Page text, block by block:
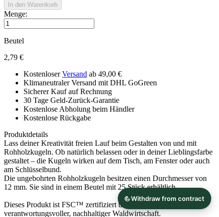
In den Warenkorb
Menge:
Beutel
2,79 €
KostenloserVersand ab 49,00 €
Klimaneutraler Versand mit DHL GoGreen
Sicherer Kauf auf Rechnung
30 Tage Geld-Zurück-Garantie
Kostenlose Abholung beim Händler
Kostenlose Rückgabe
Produktdetails
Lass deiner Kreativität freien Lauf beim Gestalten von und mit
Rohholzkugeln. Ob natürlich belassen oder in deiner Lieblingsfarbe
gestaltet – die Kugeln wirken auf dem Tisch, am Fenster oder auch
am Schlüsselbund.
Die ungebohrten Rohholzkugeln besitzen einen Durchmesser von
12 mm. Sie sind in einem Beutel mit 25 Stück erhältlich.
Dieses Produkt ist FSC™ zertifiziert und stammt somit aus
verantwortungsvoller, nachhaltiger Waldwirtschaft.